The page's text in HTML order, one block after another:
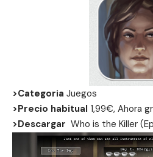
>Categoria Juegos
>Precio habitual 1,99€, Ahora
>Descargar Who is the Killer